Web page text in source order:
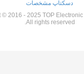
دسکتاپ مشخصات
2016 - 2025 TOP Electronic
All rights reserved.